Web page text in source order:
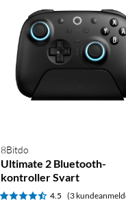
8Bitdo
Ultimate 2 Bluetooth-
kontroller Svart
4.5 (3